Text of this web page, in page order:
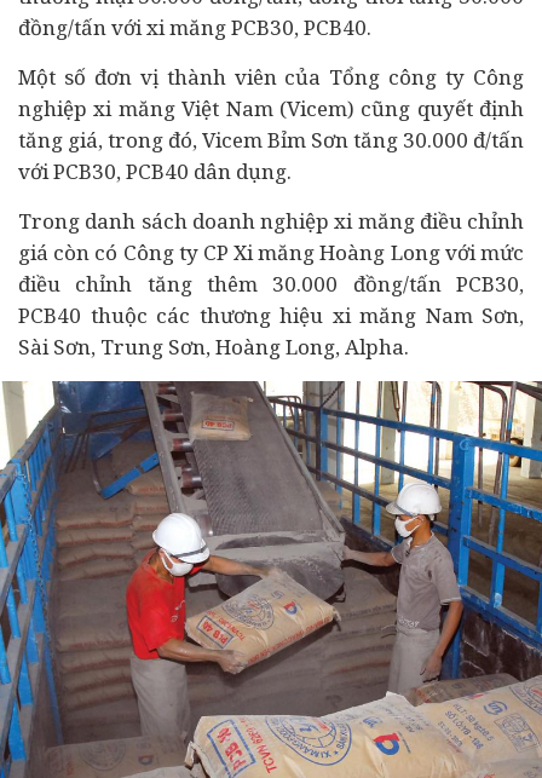
đồng/tấn với xi măng PCB30, PCB40.
Một số đơn vị thành viên của Tổng công ty Công
nghiệp xi măng Việt Nam (Vicem) cũng quyết định
tăng giá, trong đó, Vicem Bỉm Sơn tăng 30.000 đ/tấn
với PCB30, PCB40 dân dụng.
Trong danh sách doanh nghiệp xi măng điều chỉnh
giá còn có Công ty CP Xi măng Hoàng Long với mức
điều chỉnh tăng thêm 30.000 đồng/tấn PCB30,
PCB40 thuộc các thương hiệu xi măng Nam Sơn,
Sài Sơn, Trung Sơn, Hoàng Long, Alpha.